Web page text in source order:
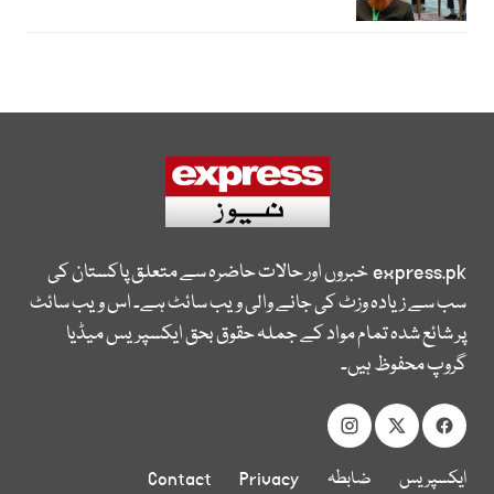
express.pkخبروں اور حالات حاضرہ سے متعلق پاکستان کی
سب سے زیادہ وزٹ کی جانے والی ویب سائٹ ہے۔ اس ویب سائٹ
پر شائع شدہ تمام مواد کے جملہ حقوق بحق ایکسپریس میڈیا
گروپ محفوظ ہیں۔
ایکسپریس
ضابطہ
Privacy
Contact